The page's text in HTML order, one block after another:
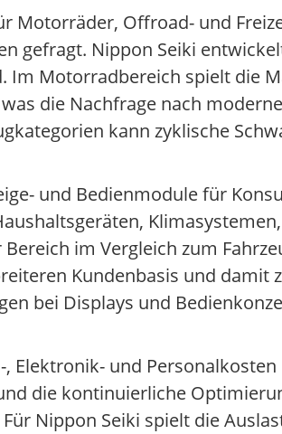
Motorräder, Offroad- und
gefragt. Nippon Seiki
Im Motorradbereich spielt die
die Nachfrage nach
kann zyklische
und Bedienmodule für
im Vergleich zum
Kundenbasis und damit
bei Displays und
und Personalkosten
die kontinuierliche
Nippon Seiki spielt die